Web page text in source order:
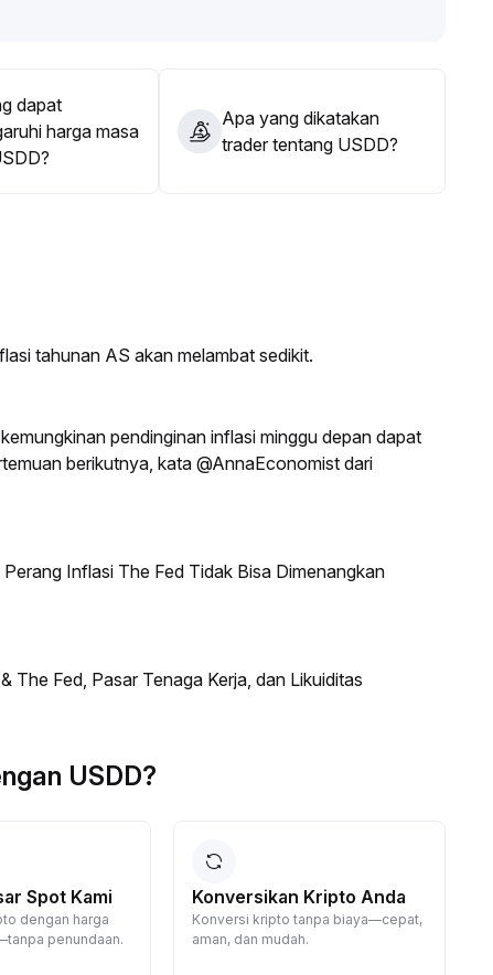
dapat
harga masa
Apa yang dikatakan
trader tentang USDD?
tahunan AS akan melambat sedikit.
pendinginan inflasi minggu depan dapat
berikutnya, kata @AnnaEconomist dari
Inflasi The Fed Tidak Bisa Dimenangkan
Fed, Pasar Tenaga Kerja, dan Likuiditas
USDD?
Spot Kami
dengan harga
penundaan.
Konversikan Kripto Anda
Konversi kripto tanpa biaya—cepat,
aman, dan mudah.